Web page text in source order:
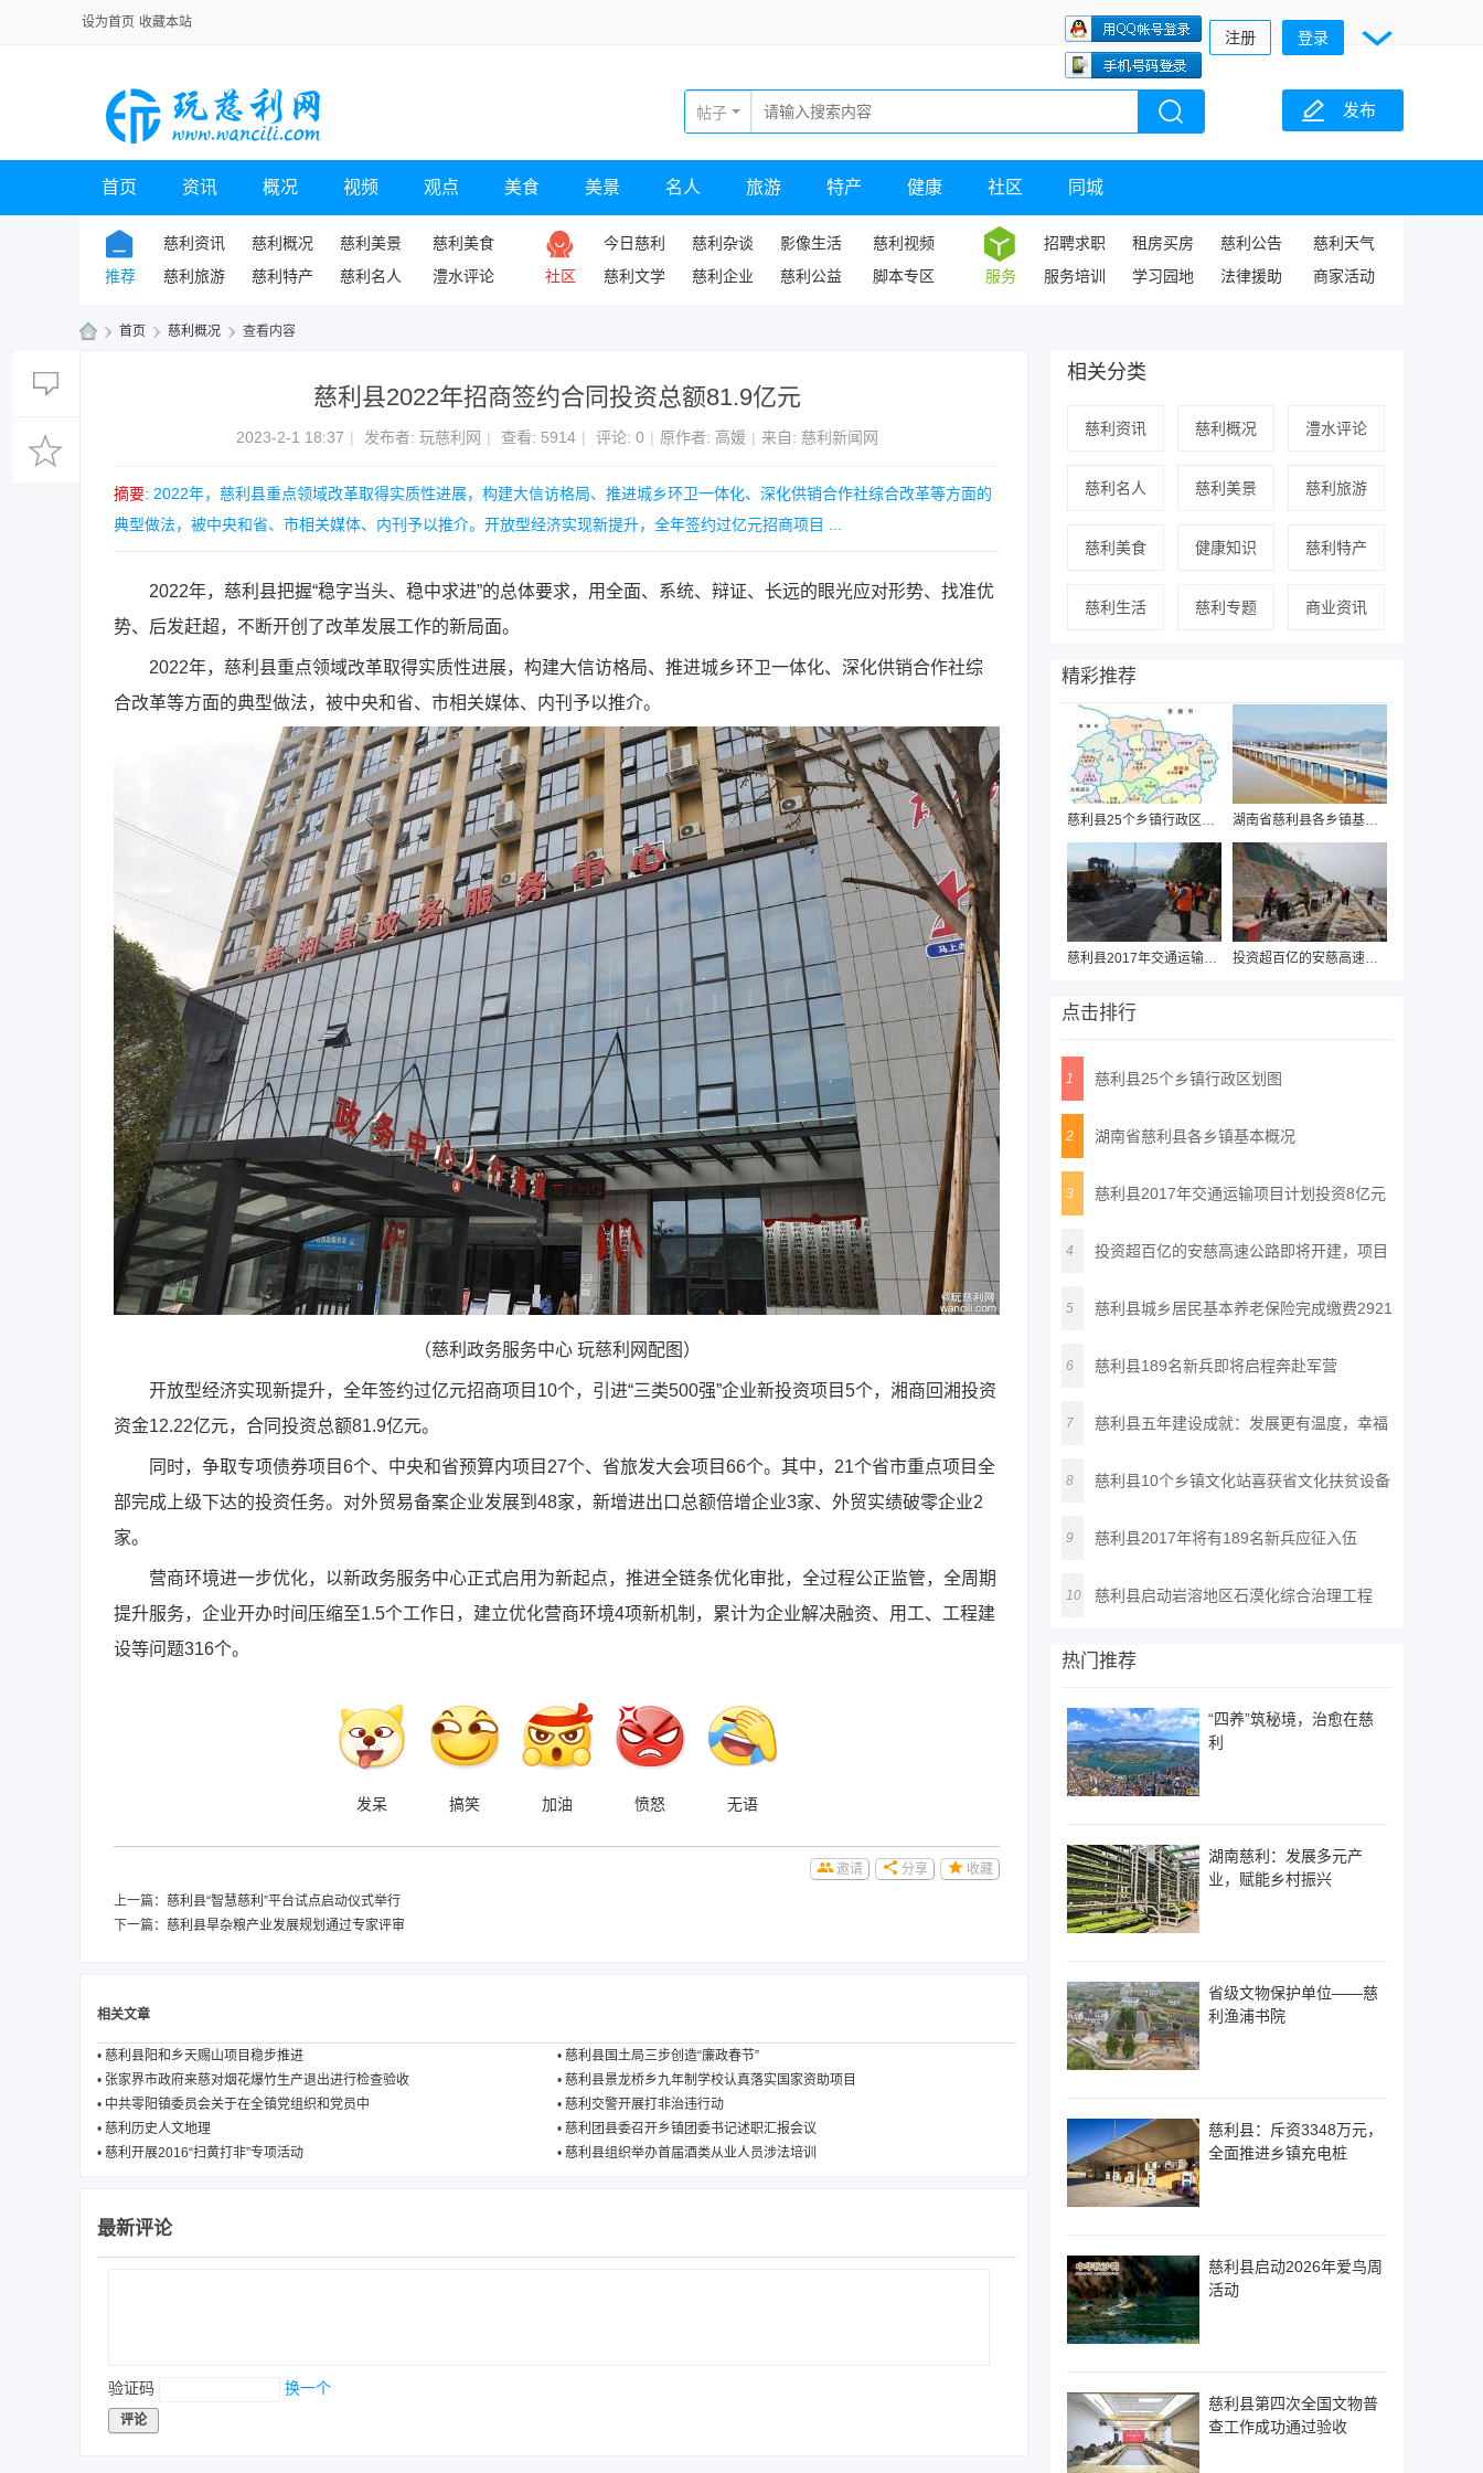
设为首页 收藏本站
注册 登录
发布
帖子
首页 资讯 概况 视频 观点 美食 美景 名人 旅游 特产 健康 社区 同城
推荐
慈利资讯 慈利概况 慈利美景
慈利美食
慈利旅游
慈利特产 慈利名人 澧水评论 社区
今日慈利 慈利杂谈 影像生活
慈利视频
慈利文学
慈利企业 慈利公益 脚本专区 服务
招聘求职 租房买房 慈利公告
慈利天气
服务培训
学习园地 法律援助 商家活动
› 首页 › 慈利概况 › 查看内容
慈利县2022年招商签约合同投资总额81.9亿元
2023-2-1 18:37 | 发布者: 玩慈利网 | 查看: 5914 | 评论: 0 | 原作者: 高媛 | 来自: 慈利新闻网
摘要: 2022年，慈利县重点领域改革取得实质性进展，构建大信访格局、推进城乡环卫一体化、深化供销合作社综合改革等方面的
典型做法，被中央和省、市相关媒体、内刊予以推介。开放型经济实现新提升，全年签约过亿元招商项目 ...
2022年，慈利县把握“稳字当头、稳中求进”的总体要求，用全面、系统、辩证、长远的眼光应对形势、找准优
势、后发赶超，不断开创了改革发展工作的新局面。
2022年，慈利县重点领域改革取得实质性进展，构建大信访格局、推进城乡环卫一体化、深化供销合作社综
合改革等方面的典型做法，被中央和省、市相关媒体、内刊予以推介。
（慈利政务服务中心 玩慈利网配图）
开放型经济实现新提升，全年签约过亿元招商项目10个，引进“三类500强”企业新投资项目5个，湘商回湘投资
资金12.22亿元，合同投资总额81.9亿元。
同时，争取专项债券项目6个、中央和省预算内项目27个、省旅发大会项目66个。其中，21个省市重点项目全
部完成上级下达的投资任务。对外贸易备案企业发展到48家，新增进出口总额倍增企业3家、外贸实绩破零企业2
家。
营商环境进一步优化，以新政务服务中心正式启用为新起点，推进全链条优化审批，全过程公正监管，全周期
提升服务，企业开办时间压缩至1.5个工作日，建立优化营商环境4项新机制，累计为企业解决融资、用工、工程建
设等问题316个。
发呆 搞笑 加油 愤怒 无语
收藏
分享
邀请
上一篇： 慈利县“智慧慈利”平台试点启动仪式举行
下一篇： 慈利县旱杂粮产业发展规划通过专家评审
相关文章
• 慈利县阳和乡天赐山项目稳步推进 • 慈利县国土局三步创造“廉政春节”
• 张家界市政府来慈对烟花爆竹生产退出进行检查验收 • 慈利县景龙桥乡九年制学校认真落实国家资助项目
• 中共零阳镇委员会关于在全镇党组织和党员中 • 慈利交警开展打非治违行动
• 慈利历史人文地理 • 慈利团县委召开乡镇团委书记述职汇报会议
• 慈利开展2016“扫黄打非”专项活动 • 慈利县组织举办首届酒类从业人员涉法培训
最新评论
验证码 换一个
评论
相关分类
慈利资讯 慈利概况 澧水评论
慈利名人 慈利美景 慈利旅游
慈利美食 健康知识 慈利特产
慈利生活 慈利专题 商业资讯
精彩推荐
慈利县25个乡镇行政区划图 湖南省慈利县各乡镇基本概况
慈利县2017年交通运输项目计划投资8亿元 投资超百亿的安慈高速公路即将开建，项目建
点击排行
1 慈利县25个乡镇行政区划图
2 湖南省慈利县各乡镇基本概况
3 慈利县2017年交通运输项目计划投资8亿元
4 投资超百亿的安慈高速公路即将开建，项目
5 慈利县城乡居民基本养老保险完成缴费2921
6 慈利县189名新兵即将启程奔赴军营
7 慈利县五年建设成就：发展更有温度，幸福
8 慈利县10个乡镇文化站喜获省文化扶贫设备
9 慈利县2017年将有189名新兵应征入伍
10 慈利县启动岩溶地区石漠化综合治理工程
热门推荐
“四养”筑秘境，治愈在慈
利
湖南慈利：发展多元产
业，赋能乡村振兴
省级文物保护单位——慈
利渔浦书院
慈利县：斥资3348万元，
全面推进乡镇充电桩
慈利县启动2026年爱鸟周
活动
慈利县第四次全国文物普
查工作成功通过验收